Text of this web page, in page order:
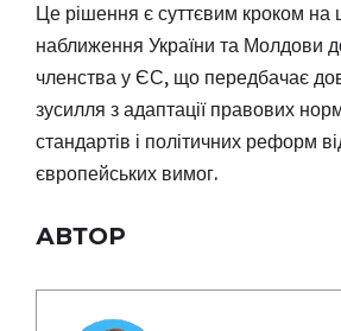
Це рішення є суттєвим кроком на
наближення України та Молдови
членства у ЄС, що передбачає
зусилля з адаптації правових
стандартів і політичних реформ
європейських вимог.
АВТОР